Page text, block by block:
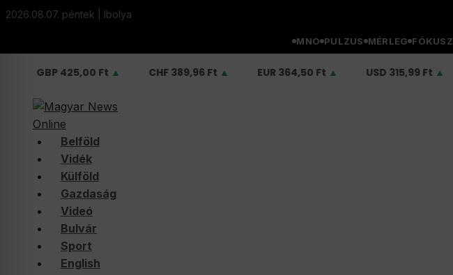
Skip
2026.08.07. péntek | Ibolya
MNO PULZUS MÉRLEG FÓKUSZ
425,00 Ft ▲ CHF 389,96 Ft ▲ EUR 364,50 Ft ▲ USD 315,99 Ft▲ GBP
Belföld
Vidék
Külföld
Gazdaság
Videó
Bulvár
Sport
English